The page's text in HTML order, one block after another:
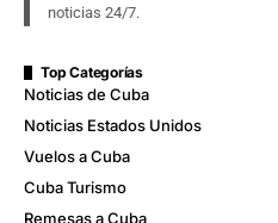
noticias 24/7.
Top Categorías
Noticias de Cuba
Noticias Estados Unidos
Vuelos a Cuba
Cuba Turismo
Remesas a Cuba